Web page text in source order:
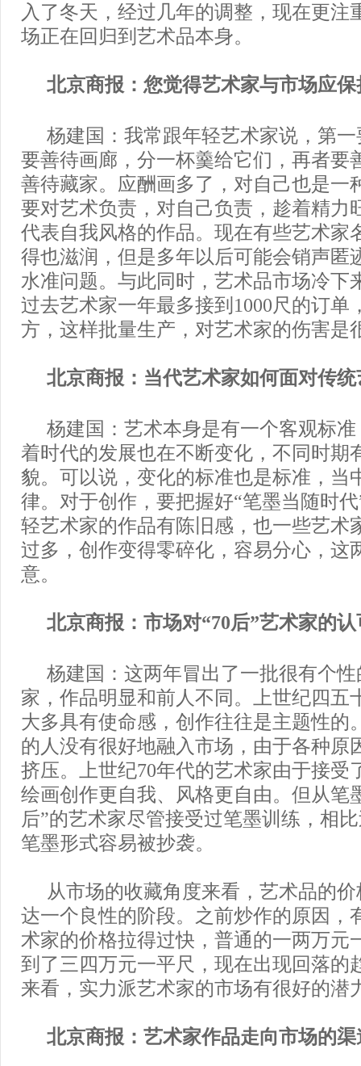
入了冬天，经过几年的调整，现在更注
场正在回归到艺术品本身。
北京商报：您觉得艺术家与市场应
杨建国：我常跟年轻艺术家说，第
要善待画廊，分一杯羹给它们，再者要
善待藏家。应酬画多了，对自己也是一
要对艺术负责，对自己负责，趁着精力
代表自我风格的作品。现在有些艺术家
得也滋润，但是多年以后可能会销声匿
水准问题。与此同时，艺术品市场冷下
过去艺术家一年最多接到1000尺的订单
方，这样批量生产，对艺术家的伤害是
北京商报：当代艺术家如何面对传
杨建国：艺术本身是有一个客观标
着时代的发展也在不断变化，不同时期
貌。可以说，变化的标准也是标准，当
律。对于创作，要把握好“笔墨当随时
轻艺术家的作品有陈旧感，也一些艺术
过多，创作变得零碎化，容易分心，这
意。
北京商报：市场对“70后”艺术家的
杨建国：这两年冒出了一批很有个性
家，作品明显和前人不同。上世纪四五
大多具有使命感，创作往往是主题性的
的人没有很好地融入市场，由于各种原
挤压。上世纪70年代的艺术家由于接受
绘画创作更自我、风格更自由。但从笔
后”的艺术家尽管接受过笔墨训练，相
笔墨形式容易被抄袭。
从市场的收藏角度来看，艺术品的
达一个良性的阶段。之前炒作的原因，
术家的价格拉得过快，普通的一两万元
到了三四万元一平尺，现在出现回落的
来看，实力派艺术家的市场有很好的潜
北京商报：艺术家作品走向市场的